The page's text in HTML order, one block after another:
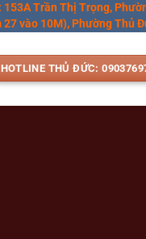
153A Trần Thị Trọng,
vào 10M), Phường Thủ
HOTLINE THỦ ĐỨC: